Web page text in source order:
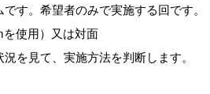
す。希望者のみで実施する回です。
使用）又は対面
を見て、実施方法を判断します。